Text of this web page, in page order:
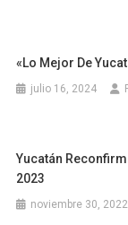
«Lo Mejor De
julio 16, 2024
Yucatán
2023
noviembre 30, 2022